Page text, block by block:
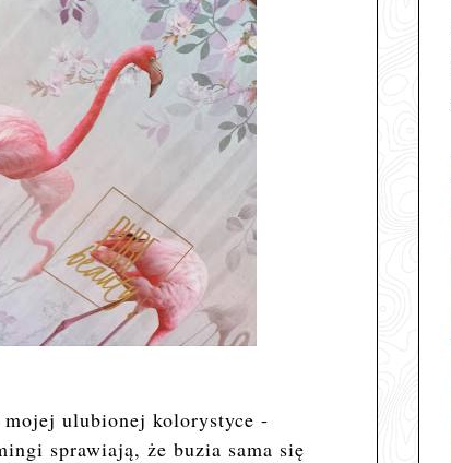
mojej ulubionej kolorystyce -
sprawiają, że buzia sama się